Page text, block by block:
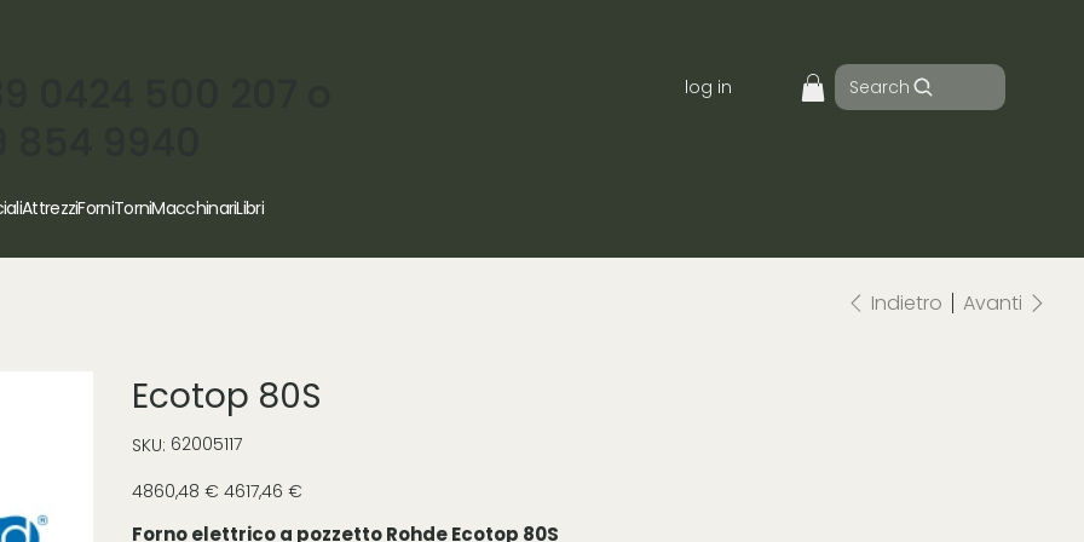
9940
log in Search
AttrezziForniTorniMacchinariLibri
Indietro Avanti
Ecotop 80S
SKU: SKU
62005117
62005117
Prezzo
originale
4860,48 €
Prezzo
scontato
4617,46 €
Forno elettrico a pozzetto Rohde Ecotop 80S